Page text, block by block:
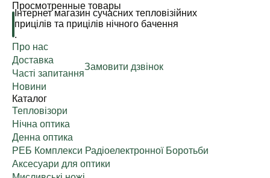
Просмотренные товары
Інтернет магазин сучасних тепловізійних
прицілів та прицілів нічного бачення
.
Про нас
Доставка
Часті запитання
Новини
Замовити дзвінок
Каталог
Тепловізори
Нічна оптика
Денна оптика
РЕБ Комплекси Радіоелектронної Боротьби
Аксесуари для оптики